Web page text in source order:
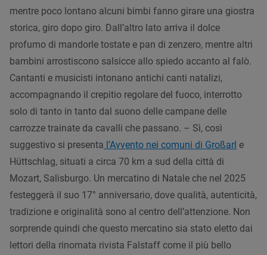
mentre poco lontano alcuni bimbi fanno girare una giostra
storica, giro dopo giro. Dall’altro lato arriva il dolce
profumo di mandorle tostate e pan di zenzero, mentre altri
bambini arrostiscono salsicce allo spiedo accanto al falò.
Cantanti e musicisti intonano antichi canti natalizi,
accompagnando il crepitio regolare del fuoco, interrotto
solo di tanto in tanto dal suono delle campane delle
carrozze trainate da cavalli che passano. – Sì, così
suggestivo si presenta l’Avvento nei comuni di Großarl e
Hüttschlag, situati a circa 70 km a sud della città di
Mozart, Salisburgo. Un mercatino di Natale che nel 2025
festeggerà il suo 17° anniversario, dove qualità, autenticità,
tradizione e originalità sono al centro dell’attenzione. Non
sorprende quindi che questo mercatino sia stato eletto dai
lettori della rinomata rivista Falstaff come il più bello